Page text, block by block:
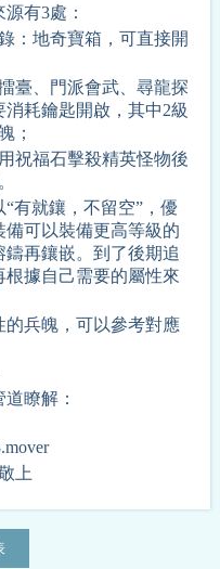
有3處：
：地奇寶箱，可直接開
臺、門派會武、尋龍探
耗鑰匙開啟，其中2級
；
祝福石擊殺精英怪物後
有就鑲，不留空”，優
可以裝備更高等級的
再鑲嵌。到了後期追
據自己需要的屬性來
兵魄，可以參考對應
瞭解：
上